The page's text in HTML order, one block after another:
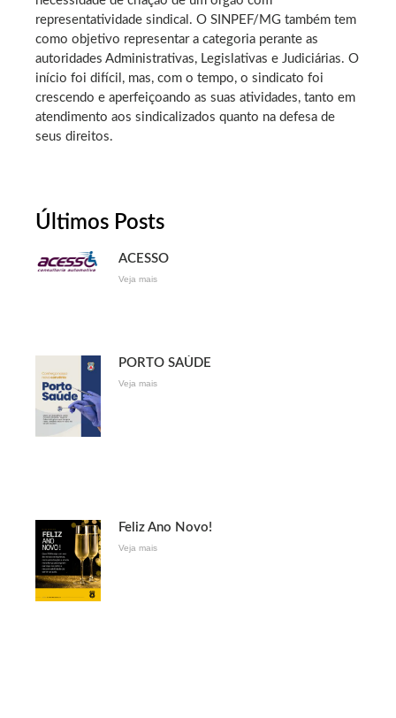
representatividade sindical. O SINPEF/MG também tem
como objetivo representar a categoria perante as
autoridades Administrativas, Legislativas e Judiciárias. O
início foi difícil, mas, com o tempo, o sindicato foi
crescendo e aperfeiçoando as suas atividades, tanto em
atendimento aos sindicalizados quanto na defesa de
seus direitos.
Últimos Posts
ACESSO
Veja mais
PORTO SAÚDE
Veja mais
Feliz Ano Novo!
Veja mais